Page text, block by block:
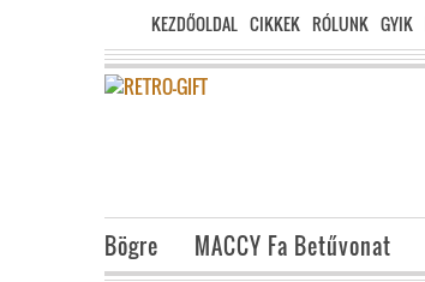
KEZDŐOLDAL CIKKEK RÓLUNK GYIK
Bögre MACCY Fa Betűvonat